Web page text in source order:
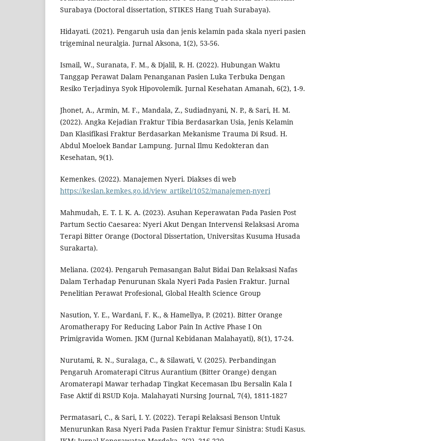
Surabaya (Doctoral dissertation, STIKES Hang Tuah Surabaya).
Hidayati. (2021). Pengaruh usia dan jenis kelamin pada skala nyeri pasien
trigeminal neuralgia. Jurnal Aksona, 1(2), 53-56.
Ismail, W., Suranata, F. M., & Djalil, R. H. (2022). Hubungan Waktu
Tanggap Perawat Dalam Penanganan Pasien Luka Terbuka Dengan
Resiko Terjadinya Syok Hipovolemik. Jurnal Kesehatan Amanah, 6(2), 1-9.
Jhonet, A., Armin, M. F., Mandala, Z., Sudiadnyani, N. P., & Sari, H. M.
(2022). Angka Kejadian Fraktur Tibia Berdasarkan Usia, Jenis Kelamin
Dan Klasifikasi Fraktur Berdasarkan Mekanisme Trauma Di Rsud. H.
Abdul Moeloek Bandar Lampung. Jurnal Ilmu Kedokteran dan
Kesehatan, 9(1).
Kemenkes. (2022). Manajemen Nyeri. Diakses di web
https://keslan.kemkes.go.id/view_artikel/1052/manajemen-nyeri
Mahmudah, E. T. I. K. A. (2023). Asuhan Keperawatan Pada Pasien Post
Partum Sectio Caesarea: Nyeri Akut Dengan Intervensi Relaksasi Aroma
Terapi Bitter Orange (Doctoral Dissertation, Universitas Kusuma Husada
Surakarta).
Meliana. (2024). Pengaruh Pemasangan Balut Bidai Dan Relaksasi Nafas
Dalam Terhadap Penurunan Skala Nyeri Pada Pasien Fraktur. Jurnal
Penelitian Perawat Profesional, Global Health Science Group
Nasution, Y. E., Wardani, F. K., & Hamellya, P. (2021). Bitter Orange
Aromatherapy For Reducing Labor Pain In Active Phase I On
Primigravida Women. JKM (Jurnal Kebidanan Malahayati), 8(1), 17-24.
Nurutami, R. N., Suralaga, C., & Silawati, V. (2025). Perbandingan
Pengaruh Aromaterapi Citrus Aurantium (Bitter Orange) dengan
Aromaterapi Mawar terhadap Tingkat Kecemasan Ibu Bersalin Kala I
Fase Aktif di RSUD Koja. Malahayati Nursing Journal, 7(4), 1811-1827
Permatasari, C., & Sari, I. Y. (2022). Terapi Relaksasi Benson Untuk
Menurunkan Rasa Nyeri Pada Pasien Fraktur Femur Sinistra: Studi Kasus.